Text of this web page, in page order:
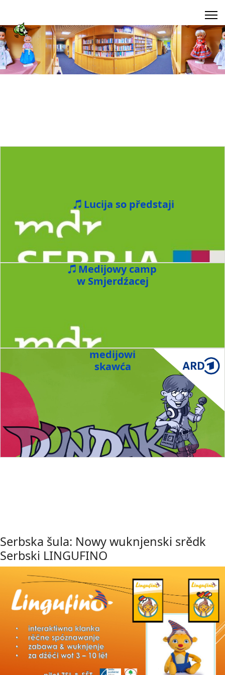
Lucija so předstaji
Medijowy camp
w Smjerdźacej
medijowi
skawća
Serbska šula: Nowy wuknjenski srědk
Serbski LINGUFINO